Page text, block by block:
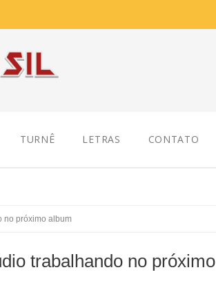
TURNÊ LETRAS CONTATO
no próximo album
trabalhando no próximo